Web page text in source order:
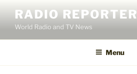
content
RADIO REPORTER
World Radio and TV News
Menu